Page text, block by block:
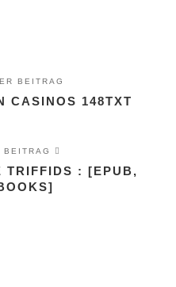
BEITRAG
CASINOS 148TXT
BEITRAG
TRIFFIDS : [EPUB,